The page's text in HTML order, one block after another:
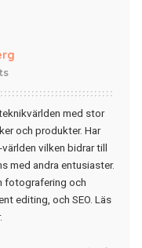
med stor
och produkter. Har
vilken bidrar till
med andra entusiaster.
fotografering och
editing, och SEO. Läs
.